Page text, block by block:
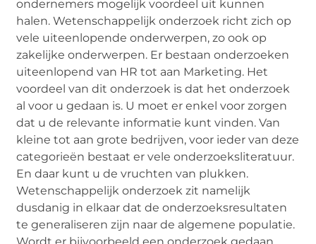
ondernemers mogelijk voordeel uit kunnen
halen. Wetenschappelijk onderzoek richt zich op
vele uiteenlopende onderwerpen, zo ook op
zakelijke onderwerpen. Er bestaan onderzoeken
uiteenlopend van HR tot aan Marketing. Het
voordeel van dit onderzoek is dat het onderzoek
al voor u gedaan is. U moet er enkel voor zorgen
dat u de relevante informatie kunt vinden. Van
kleine tot aan grote bedrijven, voor ieder van deze
categorieën bestaat er vele onderzoeksliteratuur.
En daar kunt u de vruchten van plukken.
Wetenschappelijk onderzoek zit namelijk
dusdanig in elkaar dat de onderzoeksresultaten
te generaliseren zijn naar de algemene populatie.